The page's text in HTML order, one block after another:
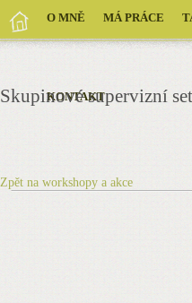
O MNĚ MÁ PRÁCE
KONTAKT
Skupinové supervizní
Zpět na workshopy a akce